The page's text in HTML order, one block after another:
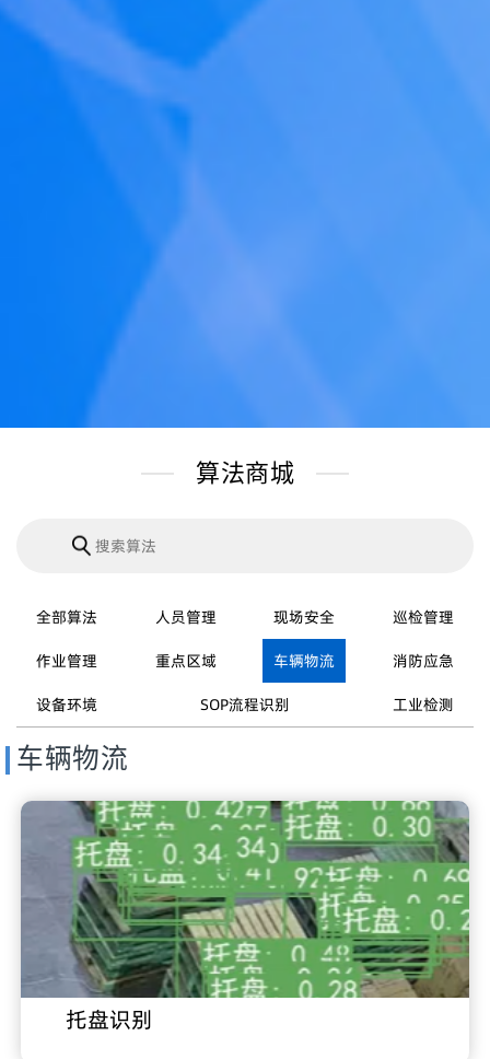
算法商城
全部算法 人员管理 现场安全
巡检管理
作业管理
重点区域 车辆物流
消防应急
设备环境
SOP流程识别 工业检测
车辆物流
托盘识别